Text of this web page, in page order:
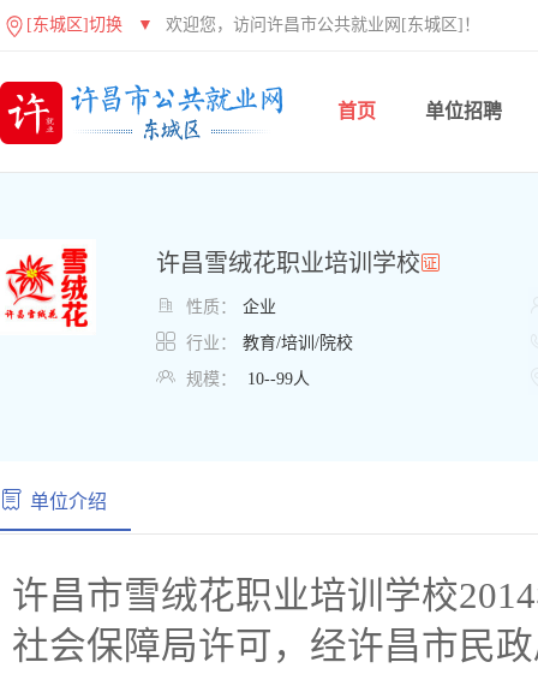
[东城区]切换 ▼ 欢迎您，访问许昌市公共就业网[东城区]！
首页 单位招聘
许昌雪绒花职业培训学校
 性质： 企业
 行业： 教育/培训/院校
 规模： 10--99人
单位介绍
许昌市雪绒花职业培训学校
社会保障局许可，经许昌市民